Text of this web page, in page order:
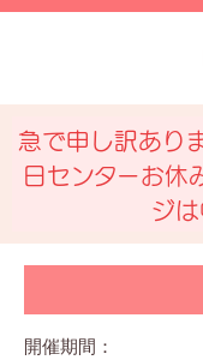
急で申し訳あり
日センターお休
ジ
開催期間：